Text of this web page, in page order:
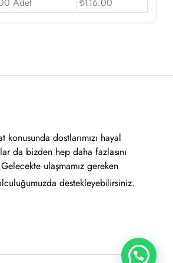
Adet ₺116.00
dostlarımızı hayal
da bizden hep daha fazlasını
ulaşmamız gereken
destekleyebilirsiniz.